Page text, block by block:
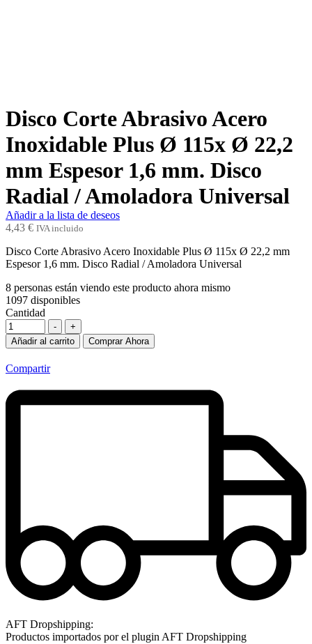
Disco Corte Abrasivo Acero
Inoxidable Plus Ø 115x Ø 22,2
mm Espesor 1,6 mm. Disco
Radial / Amoladora Universal
Añadir a la lista de deseos
4,43 € IVA incluido
Disco Corte Abrasivo Acero Inoxidable Plus Ø 115x Ø 22,2 mm
Espesor 1,6 mm. Disco Radial / Amoladora Universal
8 personas están viendo este producto ahora mismo
1097 disponibles
Cantidad
-
+
Añadir al carrito
Comprar Ahora
Compartir
AFT Dropshipping:
Productos importados por el plugin AFT Dropshipping